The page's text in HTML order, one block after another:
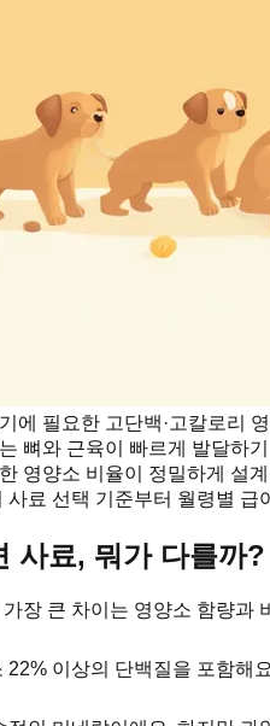
에 필요한 고단백·고칼로리
뼈와 근육이 빠르게 발달하
영양소 비율이 정밀하게 설
사료 선택 기준부터 월령별 급
사료, 뭐가 다를까?
장 큰 차이는 영양소 함량과
22% 이상의 단백질을 포함해